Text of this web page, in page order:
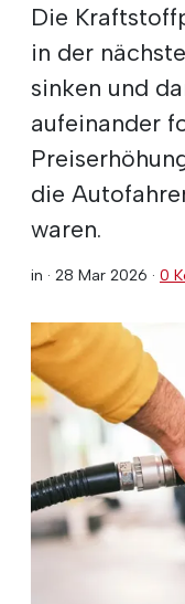
Die
in der
sinken und
aufeinander
die
waren.
in · 28 Mar 2026 · 0